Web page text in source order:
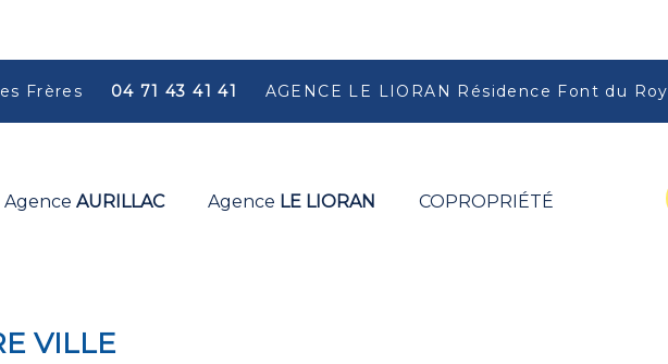
Frères 04 71 43 41 41 AGENCE LE LIORAN Résidence Font du Roy
Agence AURILLAC Agence LE LIORAN COPROPRIÉTÉ
VILLE